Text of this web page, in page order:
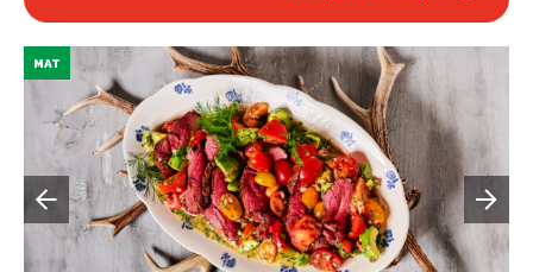
MAT